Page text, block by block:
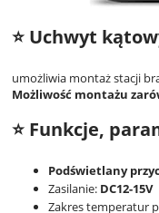
⭐ Uchwyt
umożliwia montaż stacji
Możliwość montażu
⭐ Funkcje,
Podświetlany
Zasilanie: DC12-15V
Zakres temperatur